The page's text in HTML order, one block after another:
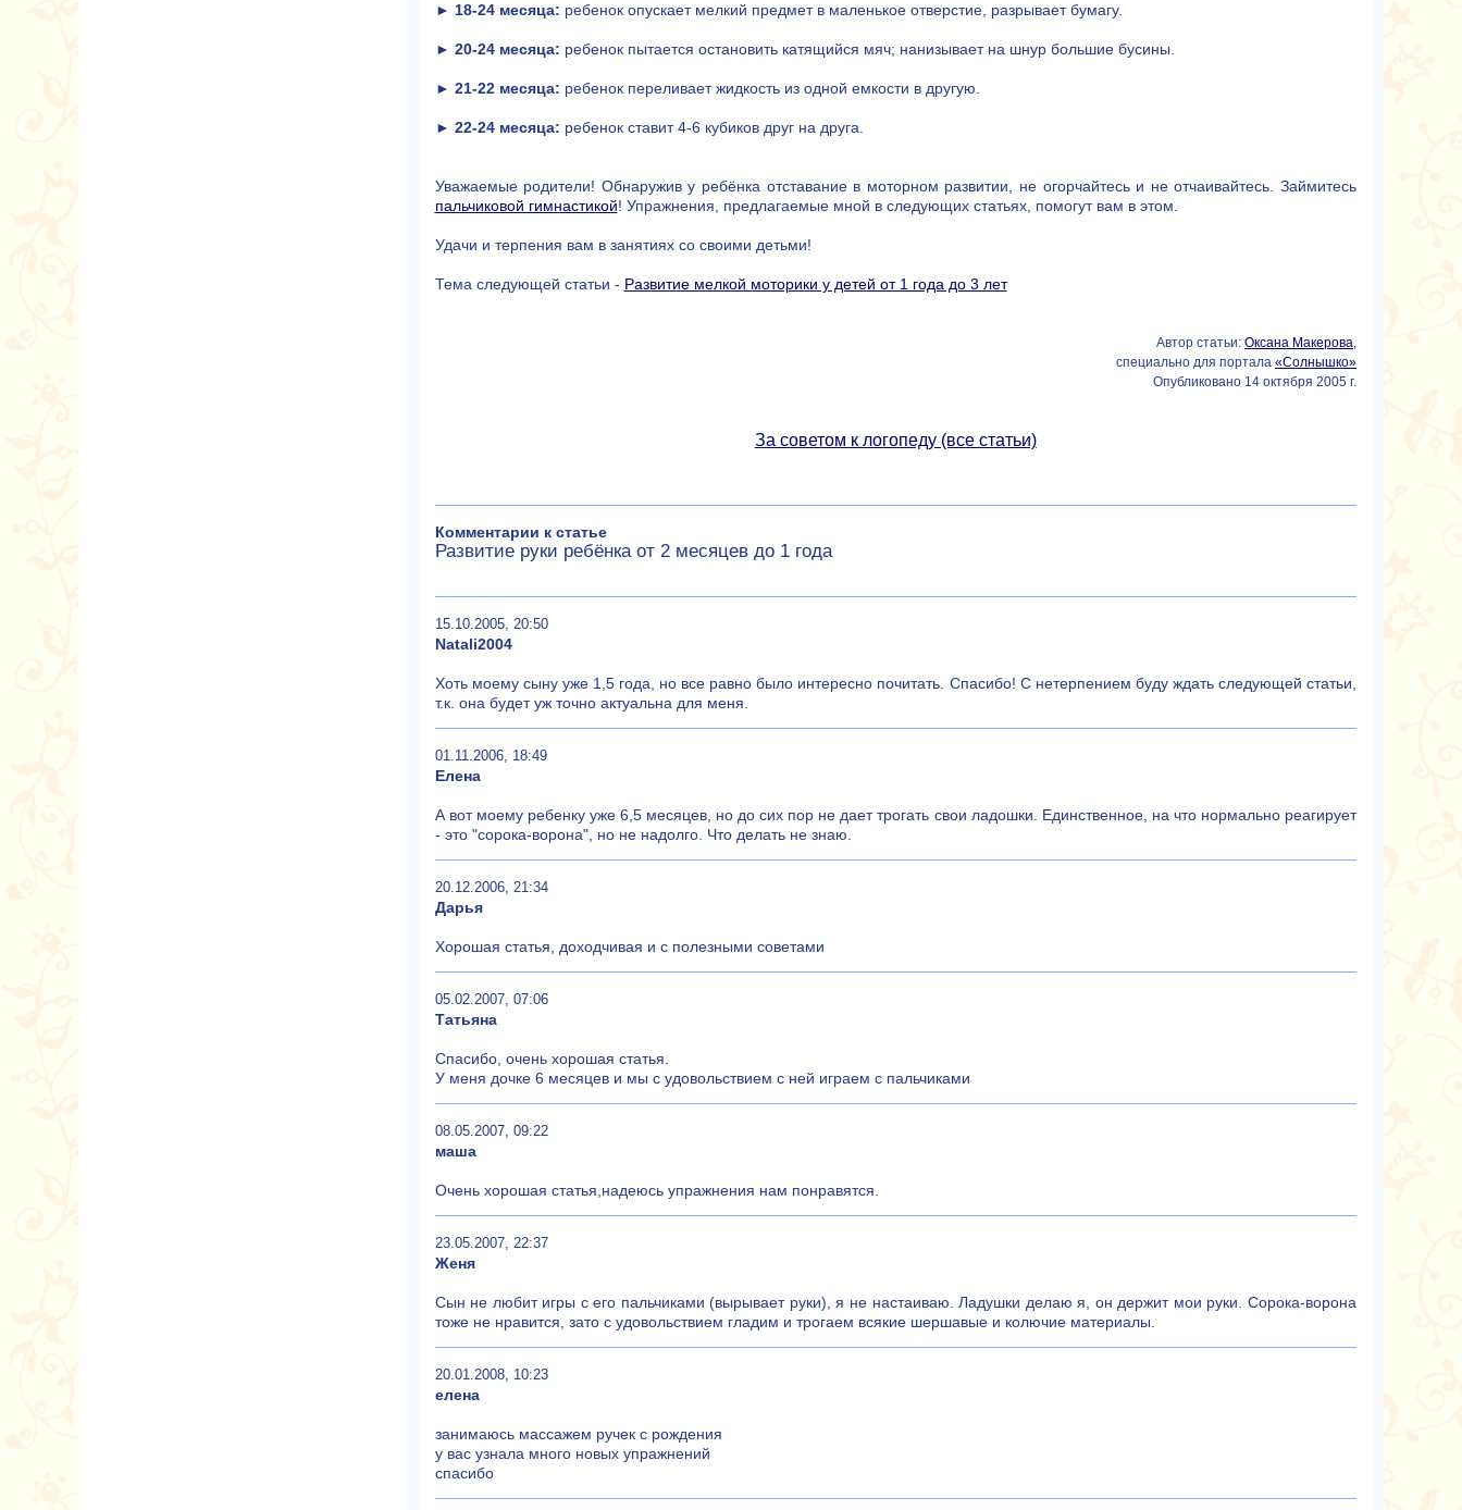
► 18-24 месяца: ребенок опускает мелкий предмет в маленькое отверстие, разрывает бумагу.
► 20-24 месяца: ребенок пытается остановить катящийся мяч; нанизывает на шнур большие бусины.
► 21-22 месяца: ребенок переливает жидкость из одной емкости в другую.
► 22-24 месяца: ребенок ставит 4-6 кубиков друг на друга.
Уважаемые родители! Обнаружив у ребёнка отставание в моторном развитии, не огорчайтесь и не отчаивайтесь. Займитесь
пальчиковой гимнастикой! Упражнения, предлагаемые мной в следующих статьях, помогут вам в этом.
Удачи и терпения вам в занятиях со своими детьми!
Тема следующей статьи - Развитие мелкой моторики у детей от 1 года до 3 лет
Автор статьи: Оксана Макерова,
специально для портала «Солнышко»
Опубликовано 14 октября 2005 г.
За советом к логопеду (все статьи)
Комментарии к статье
Развитие руки ребёнка от 2 месяцев до 1 года
15.10.2005, 20:50
Natali2004
Хоть моему сыну уже 1,5 года, но все равно было интересно почитать. Спасибо! С нетерпением буду ждать следующей статьи,
т.к. она будет уж точно актуальна для меня.
01.11.2006, 18:49
Елена
А вот моему ребенку уже 6,5 месяцев, но до сих пор не дает трогать свои ладошки. Единственное, на что нормально реагирует
- это "сорока-ворона", но не надолго. Что делать не знаю.
20.12.2006, 21:34
Дарья
Хорошая статья, доходчивая и с полезными советами
05.02.2007, 07:06
Татьяна
Спасибо, очень хорошая статья.
У меня дочке 6 месяцев и мы с удовольствием с ней играем с пальчиками
08.05.2007, 09:22
маша
Очень хорошая статья,надеюсь упражнения нам понравятся.
23.05.2007, 22:37
Женя
Сын не любит игры с его пальчиками (вырывает руки), я не настаиваю. Ладушки делаю я, он держит мои руки. Сорока-ворона
тоже не нравится, зато с удовольствием гладим и трогаем всякие шершавые и колючие материалы.
20.01.2008, 10:23
елена
занимаюсь массажем ручек с рождения
у вас узнала много новых упражнений
спасибо